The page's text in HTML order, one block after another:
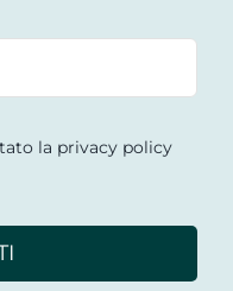
la privacy policy